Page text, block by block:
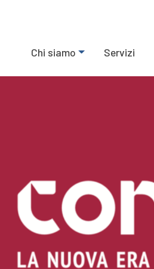
Chi siamo Servizi